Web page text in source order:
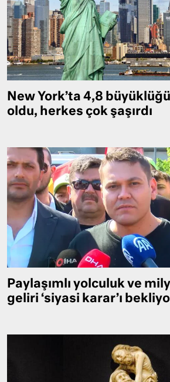
New York’ta 4,8
oldu, herkes çok şaşırdı
Paylaşımlı yolculuk ve
geliri ‘siyasi karar’ı